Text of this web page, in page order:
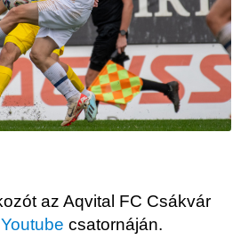
az Aqvital FC Csákvár
Youtube csatornáján.